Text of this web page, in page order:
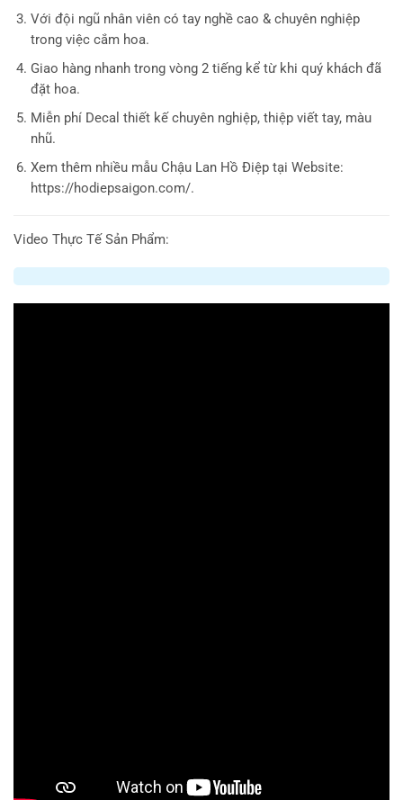
Với đội ngũ nhân viên có tay nghề cao & chuyên nghiệp
trong việc cắm hoa.
Giao hàng nhanh trong vòng 2 tiếng kể từ khi quý khách đã
đặt hoa.
Miễn phí Decal thiết kế chuyên nghiệp, thiệp viết tay, màu
nhũ.
Xem thêm nhiều mẫu Chậu Lan Hồ Điệp tại Website:
https://hodiepsaigon.com/.
Video Thực Tế Sản Phẩm: